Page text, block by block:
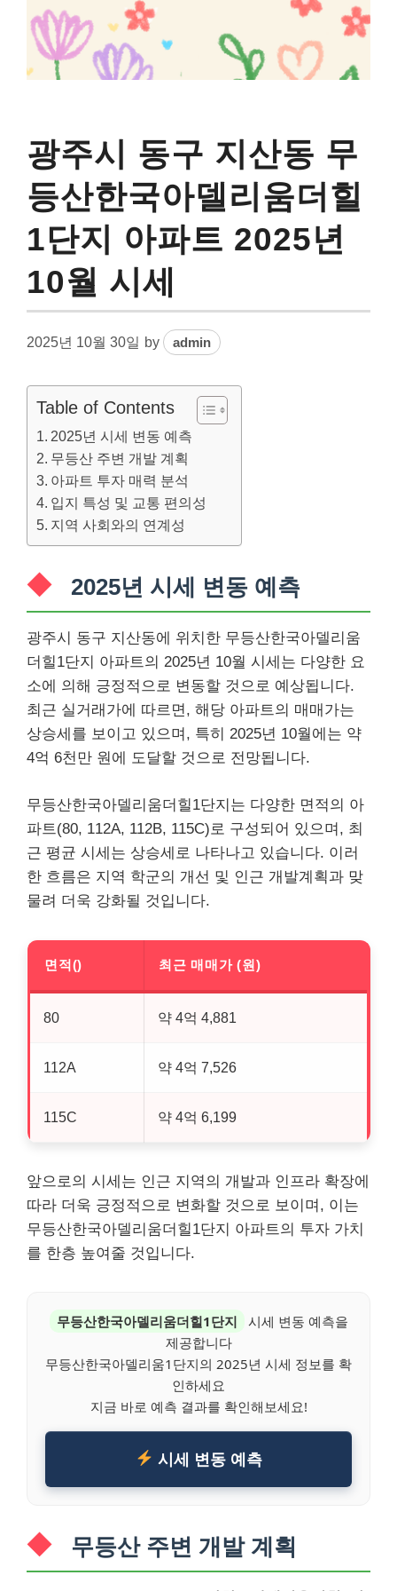
광주시 동구 지산동 무
등산한국아델리움더힐
1단지 아파트 2025년
10월 시세
2025년 10월 30일 by admin
Table of Contents
2025년 시세 변동 예측
무등산 주변 개발 계획
아파트 투자 매력 분석
입지 특성 및 교통 편의성
지역 사회와의 연계성
2025년 시세 변동 예측
광주시 동구 지산동에 위치한 무등산한국아델리움
더힐1단지 아파트의 2025년 10월 시세는 다양한 요
소에 의해 긍정적으로 변동할 것으로 예상됩니다.
최근 실거래가에 따르면, 해당 아파트의 매매가는
상승세를 보이고 있으며, 특히 2025년 10월에는 약
4억 6천만 원에 도달할 것으로 전망됩니다.
무등산한국아델리움더힐1단지는 다양한 면적의 아
파트(80, 112A, 112B, 115C)로 구성되어 있으며, 최
근 평균 시세는 상승세로 나타나고 있습니다. 이러
한 흐름은 지역 학군의 개선 및 인근 개발계획과 맞
물려 더욱 강화될 것입니다.
면적() 최근 매매가 (원)
80 약 4억 4,881
112A 약 4억 7,526
115C 약 4억 6,199
앞으로의 시세는 인근 지역의 개발과 인프라 확장에
따라 더욱 긍정적으로 변화할 것으로 보이며, 이는
무등산한국아델리움더힐1단지 아파트의 투자 가치
를 한층 높여줄 것입니다.
무등산한국아델리움더힐1단지
시세 변동 예측을
제공합니다
무등산한국아델리움1단지의 2025년 시세 정보를 확
인하세요
지금 바로 예측 결과를 확인해보세요!
시세 변동 예측
무등산 주변 개발 계획